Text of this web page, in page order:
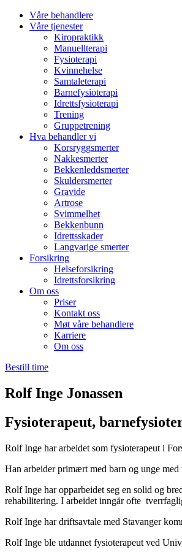
Våre behandlere
Våre tjenester
Kiropraktikk
Manuellterapi
Fysioterapi
Kvinnehelse
Samtaleterapi
Barnefysioterapi
Idrettsfysioterapi
Trening
Gruppetrening
Hva behandler vi
Korsryggsmerter
Nakkesmerter
Bekkenleddsmerter
Skuldersmerter
Gravide
Artrose
Svimmelhet
Bekkenbunn
Idrettsskader
Langvarige smerter
Forsikring
Helseforsikring
Idrettsforsikring
Om oss
Priser
Kontakt oss
Møt våre behandlere
Karriere
Om oss
Bestill time
Rolf Inge Jonassen
Fysioterapeut,
Rolf Inge har arbeidet som fysioterapeut i
Han arbeider primært med barn og unge
Rolf Inge har opparbeidet seg en solid og
rehabilitering. I arbeidet inngår ofte
Rolf Inge har driftsavtale med Stavanger
Rolf Inge ble utdannet fysioterapeut ved